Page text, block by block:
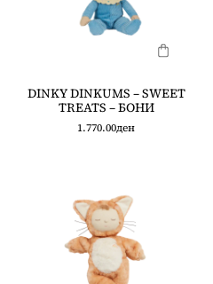
DINKY DINKUMS – SWEET
TREATS – БОНИ
1.770.00ден